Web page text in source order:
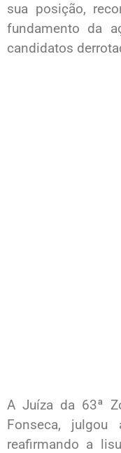
sua posição,
fundamento da
candidatos
A Juíza da 63ª
Fonseca, julgou
reafirmando a